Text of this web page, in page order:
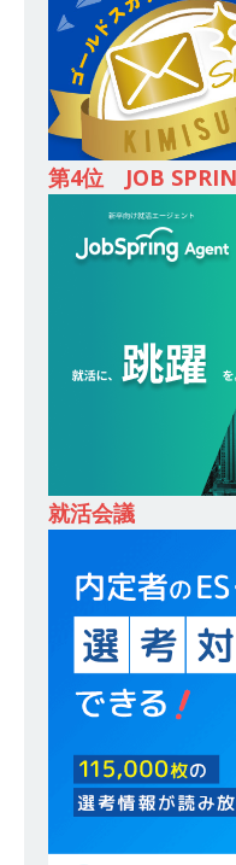
財に
ルテ
[
合格
の厚
ャリ
完全
体育
[
メー
料を
のシ
詳細
をつ
ト
始め
ー！
第4位 JOB
就活会議